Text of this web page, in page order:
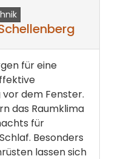
für eine
dem Fenster.
das Raumklima
für
Besonders
lassen sich